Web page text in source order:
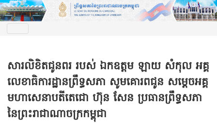
សារលិខិតជូនពរ របស់ ឯកឧត្តម ឡាយ សំកុល អគ្គ
លេខាធិការដ្ឋានព្រឹទ្ធសភា សូមគោរពជូន សម្តេចអគ្គ
មហាសេនាបតីតេជោ ហ៊ុន សែន ប្រធានព្រឹទ្ធសភា
នៃព្រះរាជាណាចក្រកម្ពុជា